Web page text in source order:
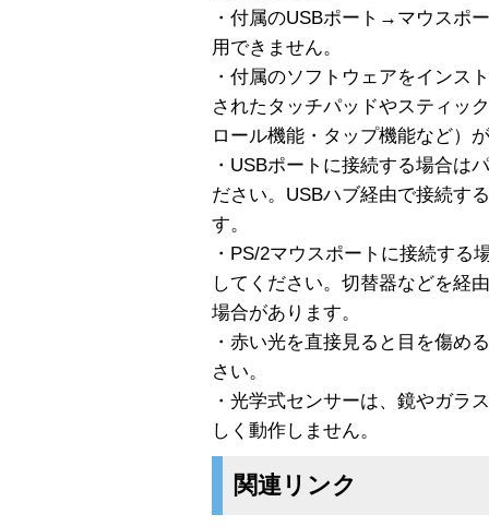
・付属のUSBポート→マウスポ
用できません。
・付属のソフトウェアをインス
されたタッチパッドやスティッ
ロール機能・タップ機能など）
・USBポートに接続する場合は
ださい。USBハブ経由で接続す
す。
・PS/2マウスポートに接続する
してください。切替器などを経
場合があります。
・赤い光を直接見ると目を傷め
さい。
・光学式センサーは、鏡やガラ
しく動作しません。
関連リンク